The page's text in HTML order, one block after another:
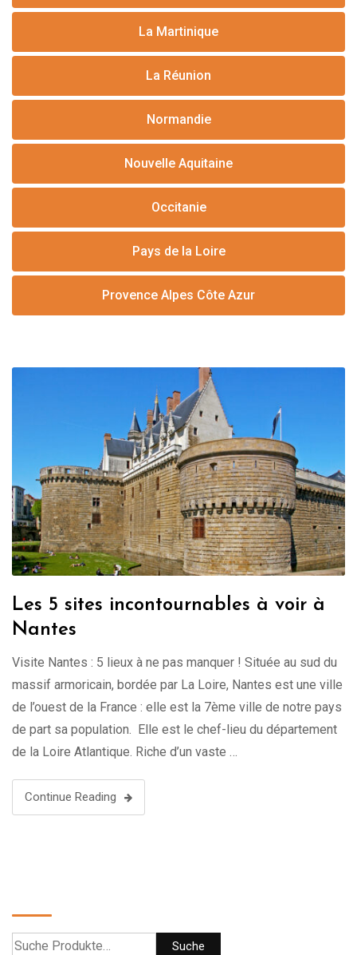
La Martinique
La Réunion
Normandie
Nouvelle Aquitaine
Occitanie
Pays de la Loire
Provence Alpes Côte Azur
Les 5 sites incontournables à voir à
Nantes
Visite Nantes : 5 lieux à ne pas manquer ! Située au sud du
massif armoricain, bordée par La Loire, Nantes est une ville
de l’ouest de la France : elle est la 7ème ville de notre pays
de part sa population. Elle est le chef-lieu du département
de la Loire Atlantique. Riche d’un vaste …
Continue Reading
Suche